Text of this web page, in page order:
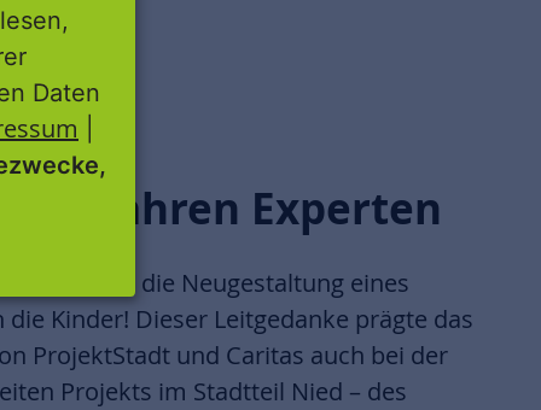
wahren Experten
für die Neugestaltung eines
die Kinder! Dieser Leitgedanke prägte das
ProjektStadt und Caritas auch bei der
Projekts im Stadtteil Nied – des
Daten